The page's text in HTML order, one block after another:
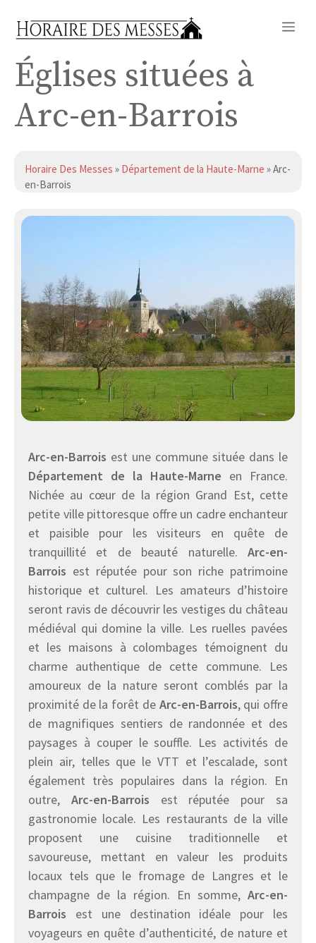
Églises situées à
Arc-en-Barrois
Horaire Des Messes » Département de la Haute-Marne » Arc-
en-Barrois
Arc-en-Barrois est une commune située dans le
Département de la Haute-Marne en France.
Nichée au cœur de la région Grand Est, cette
petite ville pittoresque offre un cadre enchanteur
et paisible pour les visiteurs en quête de
tranquillité et de beauté naturelle. Arc-en-
Barrois est réputée pour son riche patrimoine
historique et culturel. Les amateurs d’histoire
seront ravis de découvrir les vestiges du château
médiéval qui domine la ville. Les ruelles pavées
et les maisons à colombages témoignent du
charme authentique de cette commune. Les
amoureux de la nature seront comblés par la
proximité de la forêt de Arc-en-Barrois, qui offre
de magnifiques sentiers de randonnée et des
paysages à couper le souffle. Les activités de
plein air, telles que le VTT et l’escalade, sont
également très populaires dans la région. En
outre, Arc-en-Barrois est réputée pour sa
gastronomie locale. Les restaurants de la ville
proposent une cuisine traditionnelle et
savoureuse, mettant en valeur les produits
locaux tels que le fromage de Langres et le
champagne de la région. En somme, Arc-en-
Barrois est une destination idéale pour les
voyageurs en quête d’authenticité, de nature et